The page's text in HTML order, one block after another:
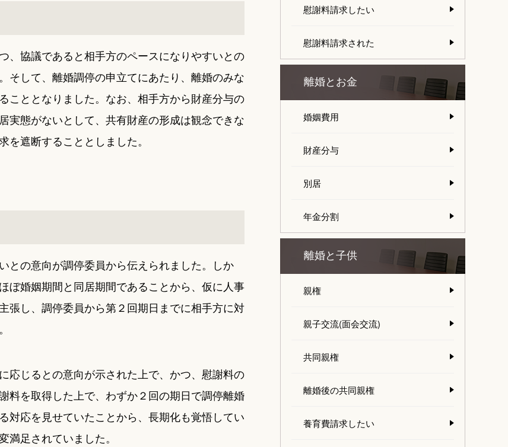
、協議であると相手方のペースになりやすいとの
そして、離婚調停の申立てにあたり、離婚のみな
こととなりました。なお、相手方から財産分与の
実態がないとして、共有財産の形成は観念できな
遮断することとしました。
との意向が調停委員から伝えられました。しか
ぼ婚姻期間と同居期間であることから、仮に人事
張し、調停委員から第２回期日までに相手方に対
応じるとの意向が示された上で、かつ、慰謝料の
料を取得した上で、わずか２回の期日で調停離婚
対応を見せていたことから、長期化も覚悟してい
足されていました。
慰謝料請求したい
慰謝料請求された
離婚とお金
婚姻費用
財産分与
別居
年金分割
離婚と子供
親権
親子交流(面会交流)
共同親権
離婚後の共同親権
養育費請求したい